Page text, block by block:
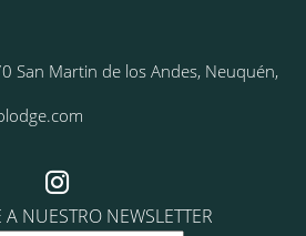
San Martin de los Andes, Neuquén,
A NUESTRO NEWSLETTER